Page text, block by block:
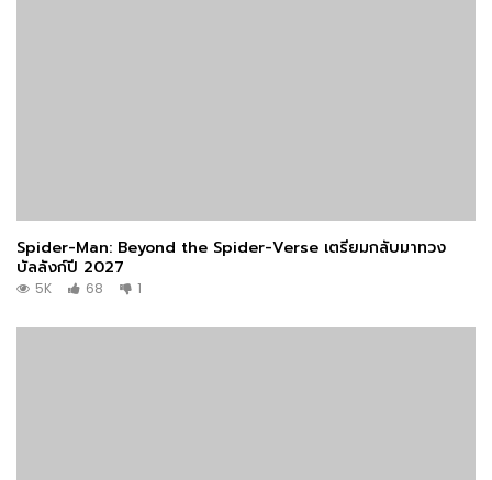
Spider-Man: Beyond the Spider-Verse เตรียมกลับมาทวง
บัลลังก์ปี 2027
5K 68 1